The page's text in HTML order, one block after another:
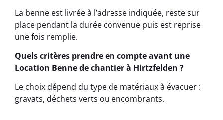
La benne est livrée à l’adresse indiquée, reste sur
place pendant la durée convenue puis est reprise
une fois remplie.
Quels critères prendre en compte avant une
Location Benne de chantier à Hirtzfelden ?
Le choix dépend du type de matériaux à évacuer :
gravats, déchets verts ou encombrants.